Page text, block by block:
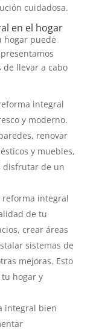
cuidadosa.
en el hogar
hogar puede
llevar a cabo
integral
y moderno.
renovar
y muebles,
disfrutar de un
reforma integral
de tu
crear áreas
sistemas de
mejoras. Esto
hogar y
integral bien